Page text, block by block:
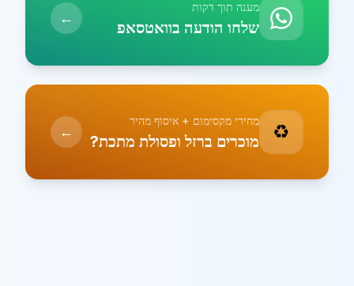
מענה תוך דקות
שלחו הודעה בוואטסאפ ←
♻️ מחירי מקסימום + איסוף מהיר
מוכרים ברזל ופסולת מתכת? ←